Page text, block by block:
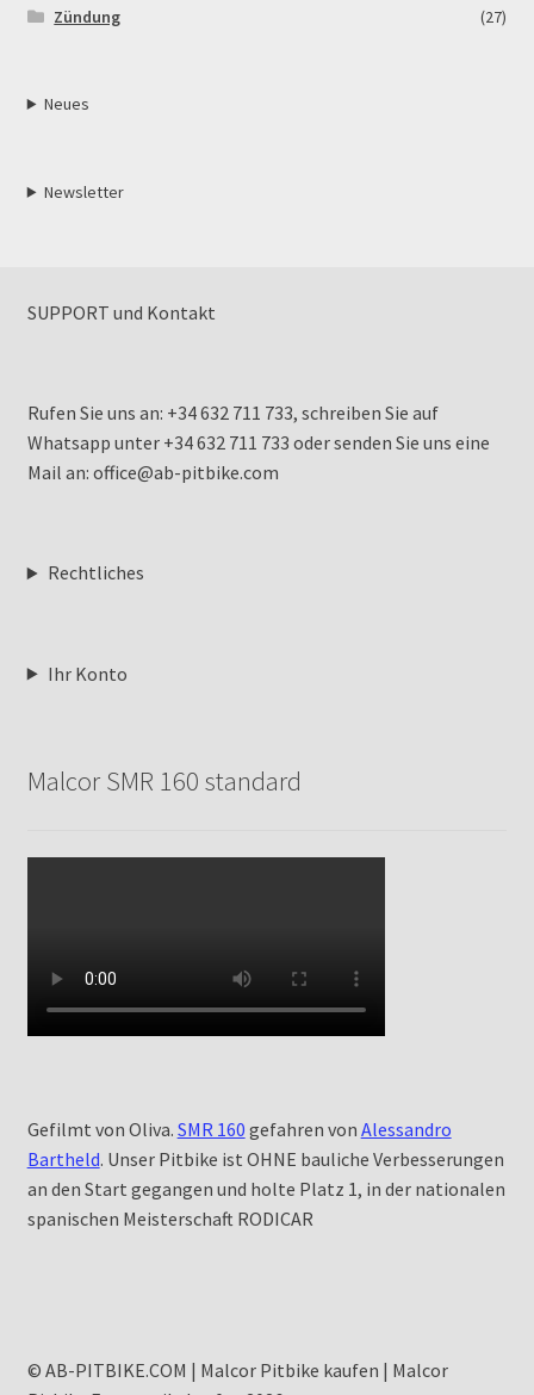
Zündung
(27)
Neues
Newsletter
SUPPORT und Kontakt
Rufen Sie uns an: +34 632 711 733, schreiben Sie auf
Whatsapp unter +34 632 711 733 oder senden Sie uns eine
Mail an: office@ab-pitbike.com
Rechtliches
Ihr Konto
Malcor SMR 160 standard
Gefilmt von Oliva. SMR 160 gefahren von Alessandro
Bartheld. Unser Pitbike ist OHNE bauliche Verbesserungen
an den Start gegangen und holte Platz 1, in der nationalen
spanischen Meisterschaft RODICAR
© AB-PITBIKE.COM | Malcor Pitbike kaufen | Malcor